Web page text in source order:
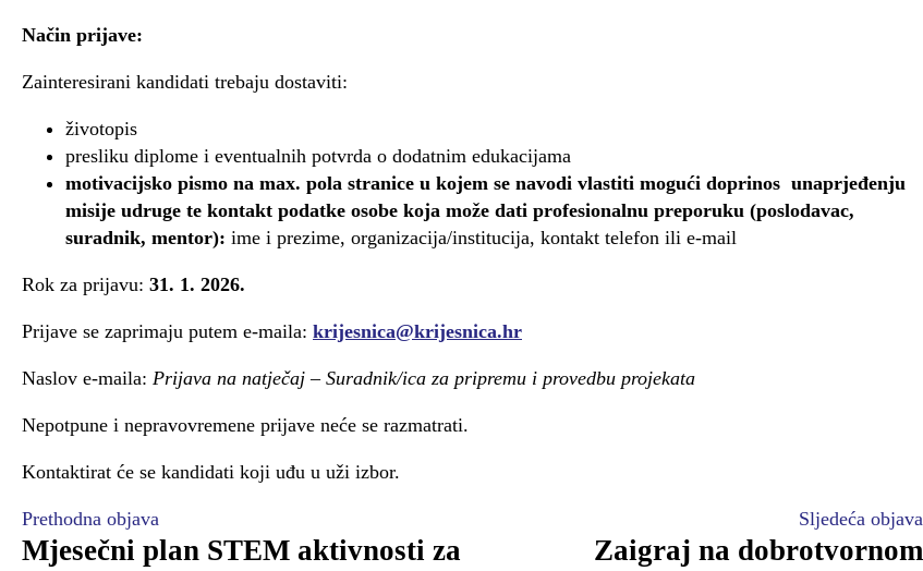
Način prijave:
Zainteresirani kandidati trebaju dostaviti:
životopis
presliku diplome i eventualnih potvrda o dodatnim edukacijama
motivacijsko pismo na max. pola stranice u kojem se navodi vlastiti mogući doprinos unaprjeđenju
misije udruge te kontakt podatke osobe koja može dati profesionalnu preporuku (poslodavac,
suradnik, mentor): ime i prezime, organizacija/institucija, kontakt telefon ili e-mail
Rok za prijavu: 31. 1. 2026.
Prijave se zaprimaju putem e-maila: krijesnica@krijesnica.hr
Naslov e-maila: Prijava na natječaj – Suradnik/ica za pripremu i provedbu projekata
Nepotpune i nepravovremene prijave neće se razmatrati.
Kontaktirat će se kandidati koji uđu u uži izbor.
Prethodna objava
Mjesečni plan STEM aktivnosti za
Sljedeća objava
Zaigraj na dobrotvornom